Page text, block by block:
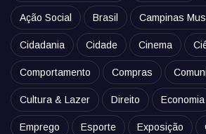
Ação Social Brasil Campinas
Cidadania Cidade Cinema
Comportamento Compras
Cultura & Lazer Direito Economia
Emprego Esporte Exposição